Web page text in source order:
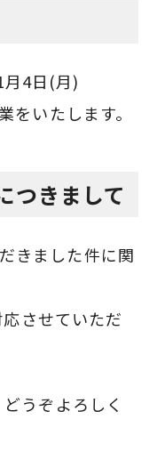
4日(月)
いたします。
つきまして
きました件に関
させていただ
うぞよろしく